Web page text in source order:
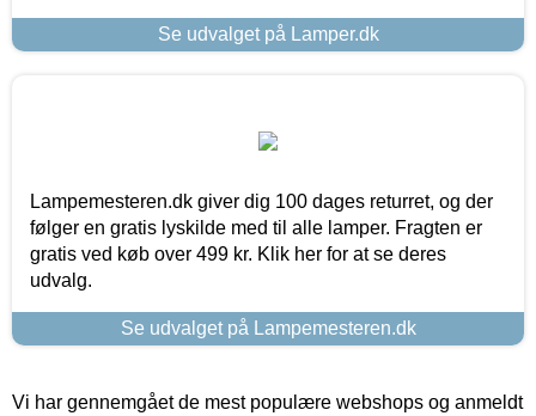
Se udvalget på Lamper.dk
Lampemesteren.dk giver dig 100 dages returret, og der
følger en gratis lyskilde med til alle lamper. Fragten er
gratis ved køb over 499 kr. Klik her for at se deres
udvalg.
Se udvalget på Lampemesteren.dk
Vi har gennemgået de mest populære webshops og anmeldt